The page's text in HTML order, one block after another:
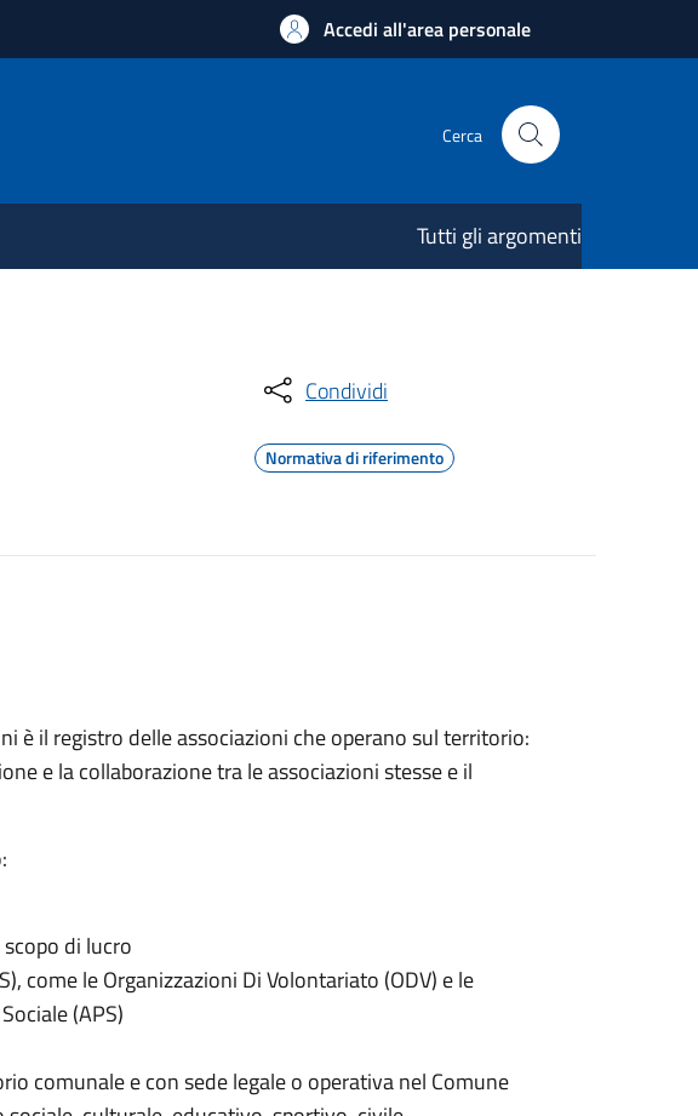
Accedi all'area personale
Cerca
Tutti gli argomenti
Condividi
Normativa di riferimento
è il registro delle associazioni che operano sul territorio:
e la collaborazione tra le associazioni stesse e il
di lucro
come le Organizzazioni Di Volontariato (ODV) e le
(APS)
comunale e con sede legale o operativa nel Comune